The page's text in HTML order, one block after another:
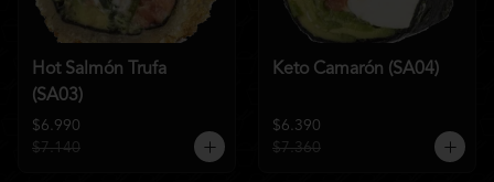
Hot Salmón Trufa
(SA03)
$6.990
$7.140
Keto Camarón (SA04)
$6.390
$7.360